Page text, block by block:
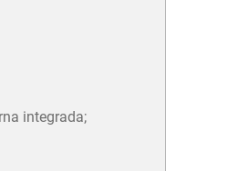
integrada;